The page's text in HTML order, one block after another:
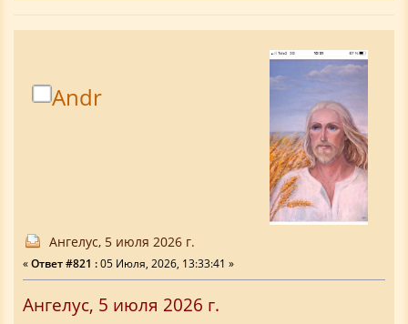
Аndr
Ангелус, 5 июля 2026 г.
«Ответ #821 :05 Июля, 2026, 13:33:41 »
Ангелус, 5 июля 2026 г.